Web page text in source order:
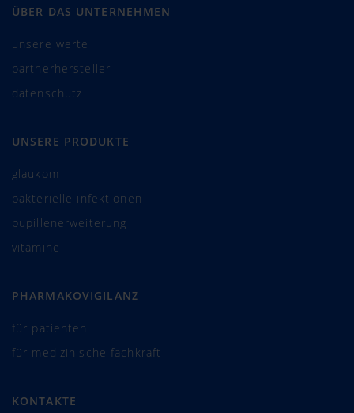
ÜBER DAS UNTERNEHMEN
unsere werte
partnerhersteller
datenschutz
UNSERE PRODUKTE
glaukom
bakterielle infektionen
pupillenerweiterung
vitamine
PHARMAKOVIGILANZ
für patienten
für medizinische fachkraft
KONTAKTE